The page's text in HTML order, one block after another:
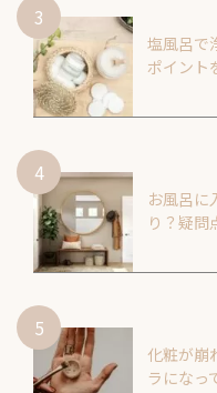
塩風呂で
ポイント
お風呂に
り？疑問
化粧が崩
ラになっ